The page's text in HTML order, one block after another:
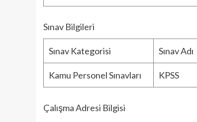
Sınav Bilgileri
Sınav Kategorisi Sınav Adı
Kamu Personel Sınavları KPSS
Çalışma Adresi Bilgisi